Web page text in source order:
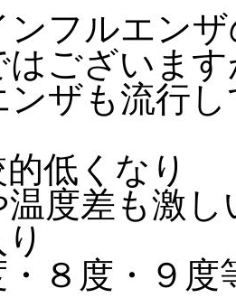
フルエン
はございます
ンザも流行
低くなり
度差も激
８度・９